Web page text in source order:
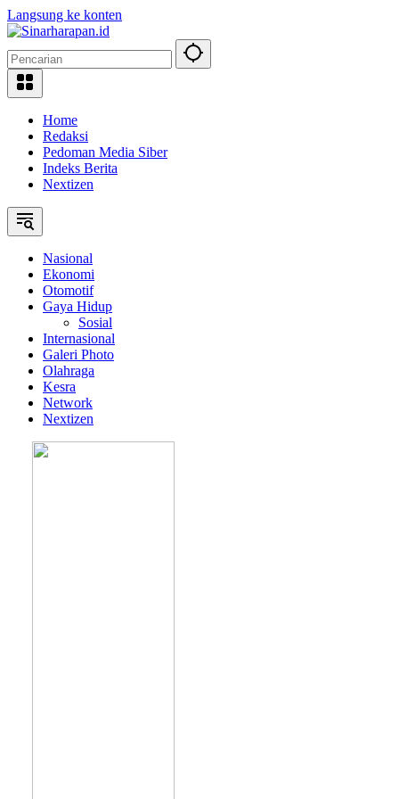
Langsung ke konten
Home
Redaksi
Pedoman Media Siber
Indeks Berita
Nextizen
Nasional
Ekonomi
Otomotif
Gaya Hidup
Sosial
Internasional
Galeri Photo
Olahraga
Kesra
Network
Nextizen